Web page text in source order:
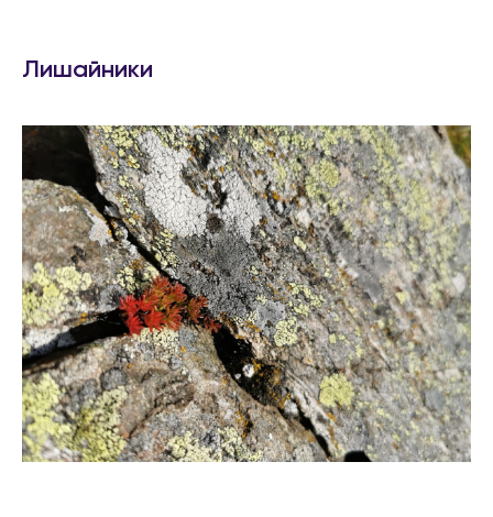
Лишайники